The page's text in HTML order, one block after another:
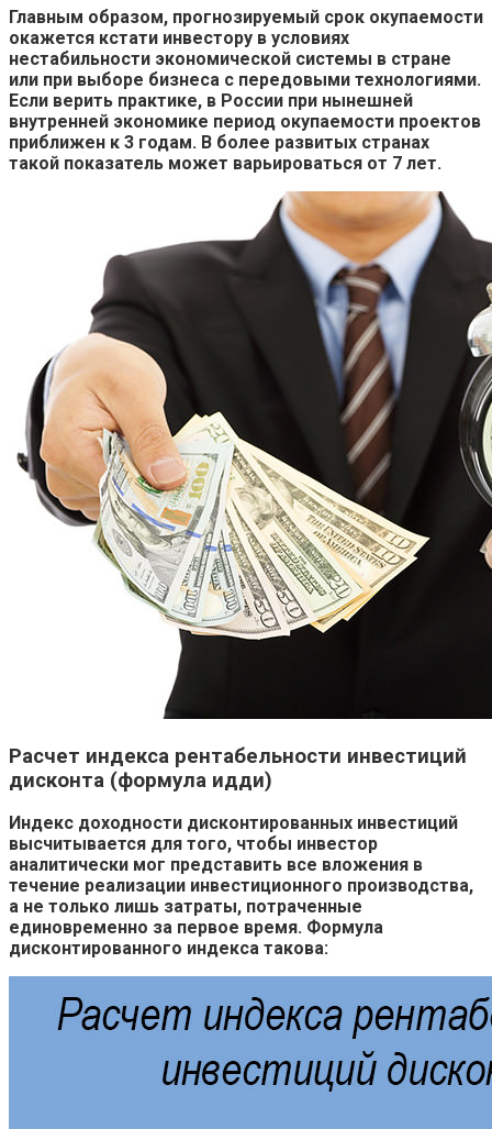
Главным образом, прогнозируемый срок окупаемости
окажется кстати инвестору в условиях
нестабильности экономической системы в стране
или при выборе бизнеса с передовыми технологиями.
Если верить практике, в России при нынешней
внутренней экономике период окупаемости проектов
приближен к 3 годам. В более развитых странах
такой показатель может варьироваться от 7 лет.
Расчет индекса рентабельности инвестиций
дисконта (формула идди)
Индекс доходности дисконтированных инвестиций
высчитывается для того, чтобы инвестор
аналитически мог представить все вложения в
течение реализации инвестиционного производства,
а не только лишь затраты, потраченные
единовременно за первое время. Формула
дисконтированного индекса такова: